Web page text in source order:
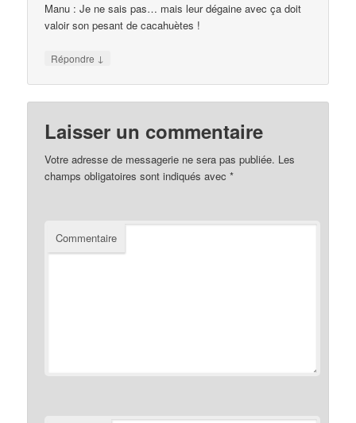
Manu : Je ne sais pas… mais leur dégaine avec ça doit
valoir son pesant de cacahuètes !
Répondre ↓
Laisser un commentaire
Votre adresse de messagerie ne sera pas publiée. Les
champs obligatoires sont indiqués avec*
Commentaire